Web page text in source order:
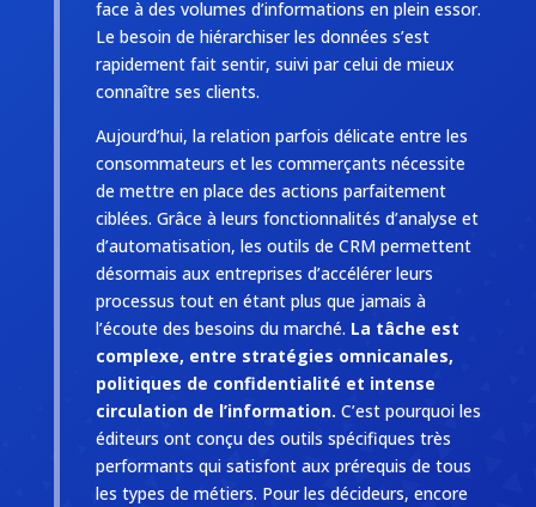
face à des volumes d’informations en plein essor.
Le besoin de hiérarchiser les données s’est
rapidement fait sentir, suivi par celui de mieux
connaître ses clients.
Aujourd’hui, la relation parfois délicate entre les
consommateurs et les commerçants nécessite
de mettre en place des actions parfaitement
ciblées. Grâce à leurs fonctionnalités d’analyse et
d’automatisation, les outils de CRM permettent
désormais aux entreprises d’accélérer leurs
processus tout en étant plus que jamais à
l’écoute des besoins du marché. La tâche est
complexe, entre stratégies omnicanales,
politiques de confidentialité et intense
circulation de l’information. C’est pourquoi les
éditeurs ont conçu des outils spécifiques très
performants qui satisfont aux prérequis de tous
les types de métiers. Pour les décideurs, encore